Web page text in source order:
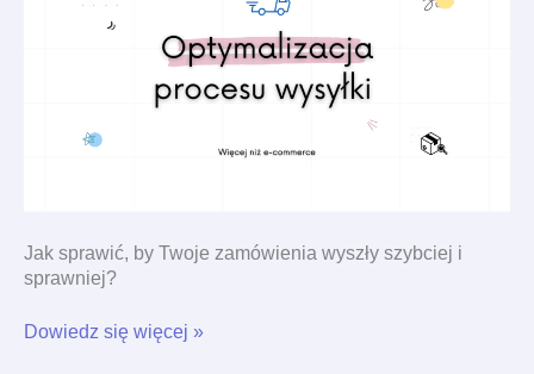
Jak sprawić, by Twoje zamówienia wyszły szybciej i
sprawniej?
Dowiedz się więcej »